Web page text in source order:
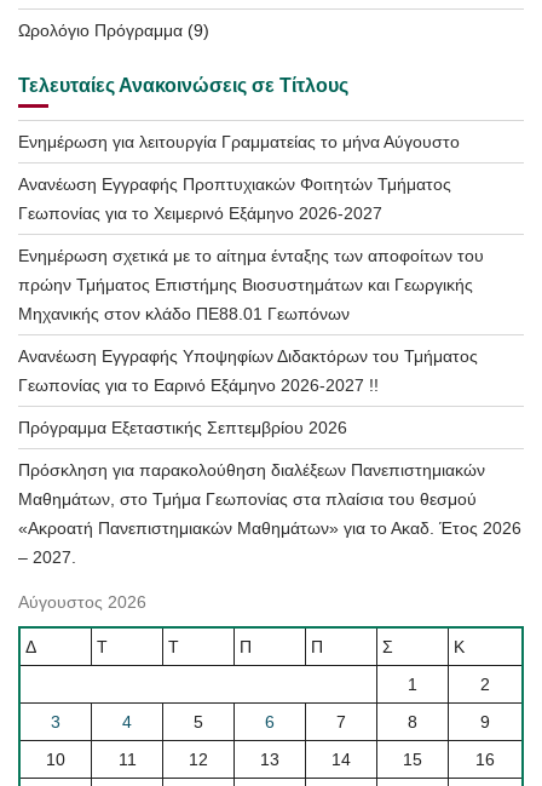
Ωρολόγιο Πρόγραμμα (9)
Τελευταίες Ανακοινώσεις σε Τίτλους
Ενημέρωση για λειτουργία Γραμματείας το μήνα Αύγουστο
Ανανέωση Εγγραφής Προπτυχιακών Φοιτητών Τμήματος
Γεωπονίας για το Χειμερινό Εξάμηνο 2026-2027
Ενημέρωση σχετικά με το αίτημα ένταξης των αποφοίτων του
πρώην Τμήματος Επιστήμης Βιοσυστημάτων και Γεωργικής
Μηχανικής στον κλάδο ΠΕ88.01 Γεωπόνων
Ανανέωση Εγγραφής Υποψηφίων Διδακτόρων του Τμήματος
Γεωπονίας για το Εαρινό Εξάμηνο 2026-2027 !!
Πρόγραμμα Εξεταστικής Σεπτεμβρίου 2026
Πρόσκληση για παρακολούθηση διαλέξεων Πανεπιστημιακών
Μαθημάτων, στο Τμήμα Γεωπονίας στα πλαίσια του θεσμού
«Ακροατή Πανεπιστημιακών Μαθημάτων» για το Ακαδ. Έτος 2026
– 2027.
Αύγουστος 2026
Δ Τ Τ Π Π Σ
Κ
1
2
3
4 5 6 7 8
9
10
11 12 13 14 15
16